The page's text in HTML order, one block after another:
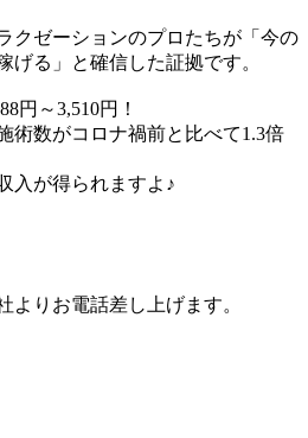
クゼーションのプロたちが「今の
げる」と確信した証拠です。
円～3,510円！
術数がコロナ禍前と比べて1.3倍
入が得られますよ♪
りお電話差し上げます。